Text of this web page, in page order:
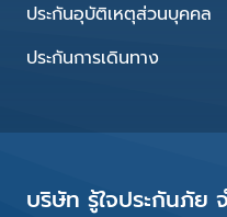
ประกันอุบัติเหตุส่วนบุคคล
ประกันการเดินทาง
บริษัท รู้ใจประกันภัย